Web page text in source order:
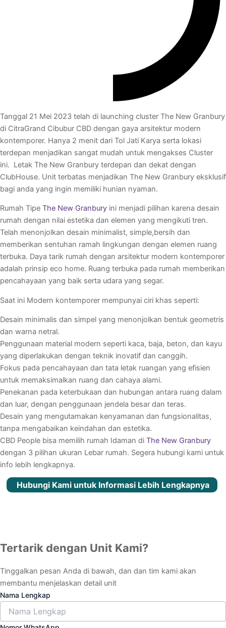
Tanggal 21 Mei 2023 telah di launching cluster The New Granbury
di CitraGrand Cibubur CBD dengan gaya arsitektur modern
kontemporer. Hanya 2 menit dari Tol Jati Karya serta lokasi
terdepan menjadikan sangat mudah untuk mengakses Cluster
ini. Letak The New Granbury terdepan dan dekat dengan
ClubHouse. Unit terbatas menjadikan The New Granbury eksklusif
bagi anda yang ingin memiliki hunian nyaman.
Rumah Tipe The New Granbury ini menjadi pilihan karena desain
rumah dengan nilai estetika dan elemen yang mengikuti tren.
Telah menonjolkan desain minimalist, simple,bersih dan
memberikan sentuhan ramah lingkungan dengan elemen ruang
terbuka. Daya tarik rumah dengan arsitektur modern kontemporer
adalah prinsip eco home. Ruang terbuka pada rumah memberikan
pencahayaan yang baik serta udara yang segar.
Saat ini Modern kontemporer mempunyai ciri khas seperti:
Desain minimalis dan simpel yang menonjolkan bentuk geometris
dan warna netral.
Penggunaan material modern seperti kaca, baja, beton, dan kayu
yang diperlakukan dengan teknik inovatif dan canggih.
Fokus pada pencahayaan dan tata letak ruangan yang efisien
untuk memaksimalkan ruang dan cahaya alami.
Penekanan pada keterbukaan dan hubungan antara ruang dalam
dan luar, dengan penggunaan jendela besar dan teras.
Desain yang mengutamakan kenyamanan dan fungsionalitas,
tanpa mengabaikan keindahan dan estetika.
CBD People bisa memilih rumah Idaman di The New Granbury
dengan 3 pilihan ukuran Lebar rumah. Segera hubungi kami untuk
info lebih lengkapnya.
Hubungi Kami untuk Informasi Lebih Lengkapnya
Tertarik dengan Unit Kami?
Tinggalkan pesan Anda di bawah, dan dan tim kami akan
membantu menjelaskan detail unit
Nama Lengkap